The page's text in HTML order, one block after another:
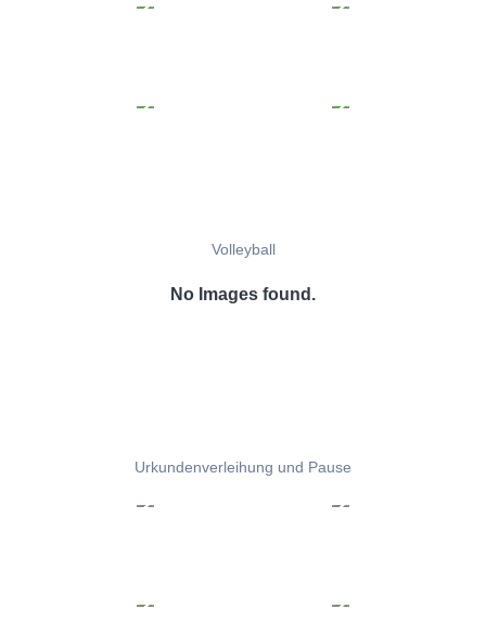
Volleyball
No Images found.
Urkundenverleihung und Pause